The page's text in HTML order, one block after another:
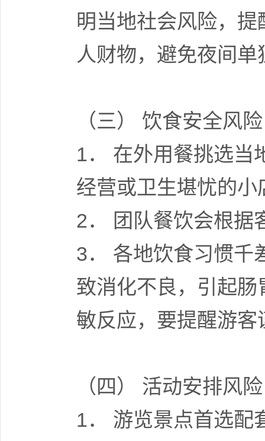
明当地社会风险，
人财物，避免夜间
（三） 饮食安全风险
1． 在外用餐挑选当
经营或卫生堪忧的
2． 团队餐饮会根据
3． 各地饮食习惯千
致消化不良，引起
敏反应，要提醒游
（四） 活动安排风险
1． 游览景点首选配